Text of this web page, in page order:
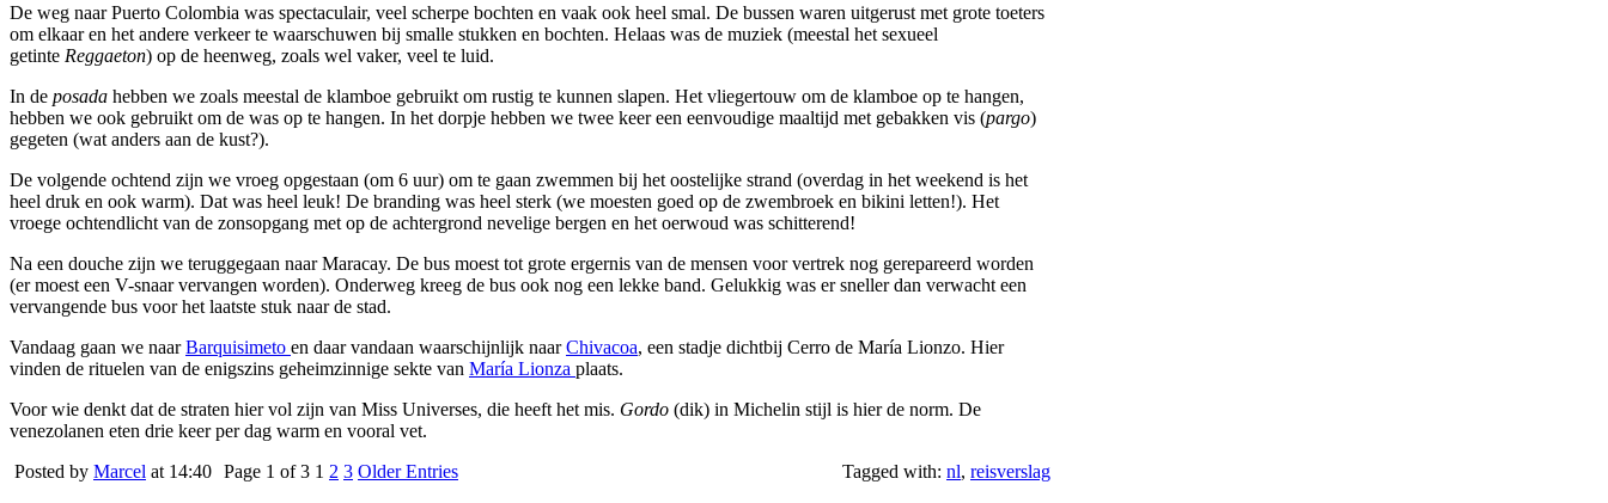
De weg naar Puerto Colombia was spectaculair, veel scherpe bochten en vaak ook heel smal. De bussen waren uitgerust met grote toeters
om elkaar en het andere verkeer te waarschuwen bij smalle stukken en bochten. Helaas was de muziek (meestal het sexueel
getinte Reggaeton) op de heenweg, zoals wel vaker, veel te luid.
In de posada hebben we zoals meestal de klamboe gebruikt om rustig te kunnen slapen. Het vliegertouw om de klamboe op te hangen,
hebben we ook gebruikt om de was op te hangen. In het dorpje hebben we twee keer een eenvoudige maaltijd met gebakken vis (pargo)
gegeten (wat anders aan de kust?).
De volgende ochtend zijn we vroeg opgestaan (om 6 uur) om te gaan zwemmen bij het oostelijke strand (overdag in het weekend is het
heel druk en ook warm). Dat was heel leuk! De branding was heel sterk (we moesten goed op de zwembroek en bikini letten!). Het
vroege ochtendlicht van de zonsopgang met op de achtergrond nevelige bergen en het oerwoud was schitterend!
Na een douche zijn we teruggegaan naar Maracay. De bus moest tot grote ergernis van de mensen voor vertrek nog gerepareerd worden
(er moest een V-snaar vervangen worden). Onderweg kreeg de bus ook nog een lekke band. Gelukkig was er sneller dan verwacht een
vervangende bus voor het laatste stuk naar de stad.
Vandaag gaan we naarBarquisimeto en daar vandaan waarschijnlijk naarChivacoa, een stadje dichtbij Cerro de María Lionzo. Hier
vinden de rituelen van de enigszins geheimzinnige sekte van María Lionza plaats.
Voor wie denkt dat de straten hier vol zijn van Miss Universes, die heeft het mis. Gordo (dik) in Michelin stijl is hier de norm. De
venezolanen eten drie keer per dag warm en vooral vet.
Posted by Marcel at 14:40 Tagged with: nl, reisverslag
Page 1 of 3 1 2 3 Older Entries